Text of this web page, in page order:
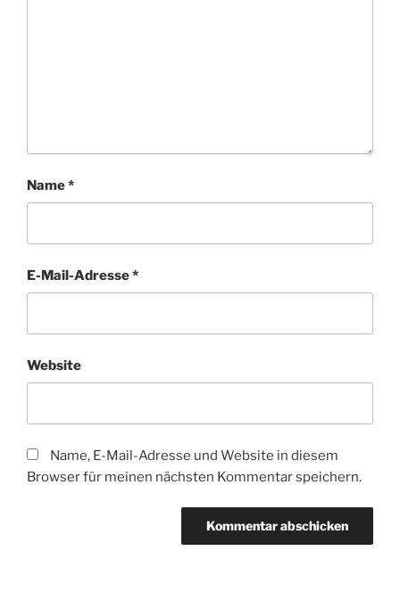
Name*
E-Mail-Adresse*
Website
Name, E-Mail-Adresse und Website in diesem
Browser für meinen nächsten Kommentar speichern.